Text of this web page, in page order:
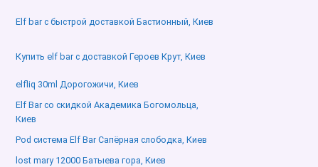
Elf bar с быстрой доставкой Бастионный, Киев
Купить elf bar с доставкой Героев Крут, Киев
elfliq 30ml Дорогожичи, Киев
Elf Bar со скидкой Академика Богомольца,
Киев
Pod система Elf Bar Сапёрная слободка, Киев
lost mary 12000 Батыева гора, Киев